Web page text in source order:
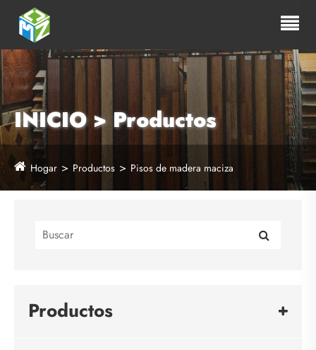
INICIO > Productos
Hogar Productos Pisos de madera maciza
Productos